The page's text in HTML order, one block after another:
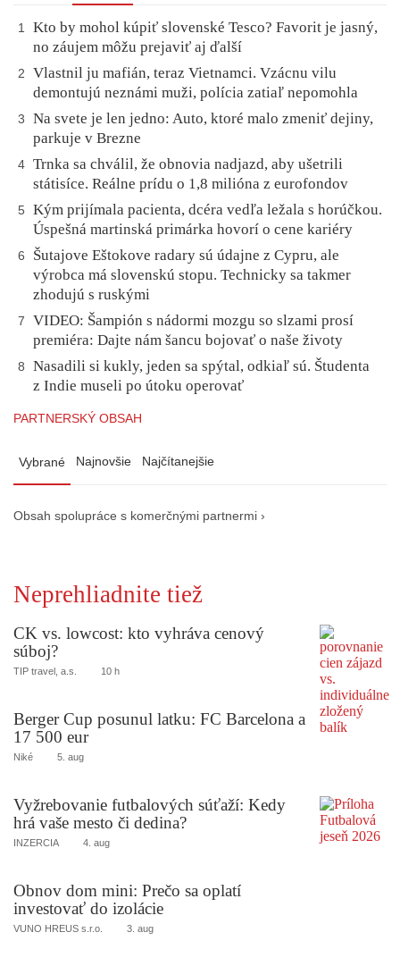
1
Kto by mohol kúpiť slovenské Tesco? Favorit je jasný,
no záujem môžu prejaviť aj ďalší
2
Vlastnil ju mafián, teraz Vietnamci. Vzácnu vilu
demontujú neznámi muži, polícia zatiaľ nepomohla
3
Na svete je len jedno: Auto, ktoré malo zmeniť dejiny,
parkuje v Brezne
4 Trnka sa chválil, že obnovia nadjazd, aby ušetrili
státisíce. Reálne prídu o 1,8 milióna z eurofondov
5
Kým prijímala pacienta, dcéra vedľa ležala s horúčkou.
Úspešná martinská primárka hovorí o cene kariéry
6
Šutajove Eštokove radary sú údajne z Cypru, ale
výrobca má slovenskú stopu. Technicky sa takmer
zhodujú s ruskými
7
VIDEO: Šampión s nádormi mozgu so slzami prosí
premiéra: Dajte nám šancu bojovať o naše životy
8
Nasadili si kukly, jeden sa spýtal, odkiaľ sú. Študenta
z Indie museli po útoku operovať
PARTNERSKÝ OBSAH
Vybrané Najnovšie Najčítanejšie
Obsah spolupráce s komerčnými partnermi ›
Neprehliadnite tiež
CK vs. lowcost: kto vyhráva cenový
súboj?
TIP travel, a.s. 10 h
Berger Cup posunul latku: FC Barcelona a
17 500 eur
Niké 5. aug
Vyžrebovanie futbalových súťaží: Kedy
hrá vaše mesto či dedina?
INZERCIA 4. aug
Obnov dom mini: Prečo sa oplatí
investovať do izolácie
VUNO HREUS s.r.o. 3. aug